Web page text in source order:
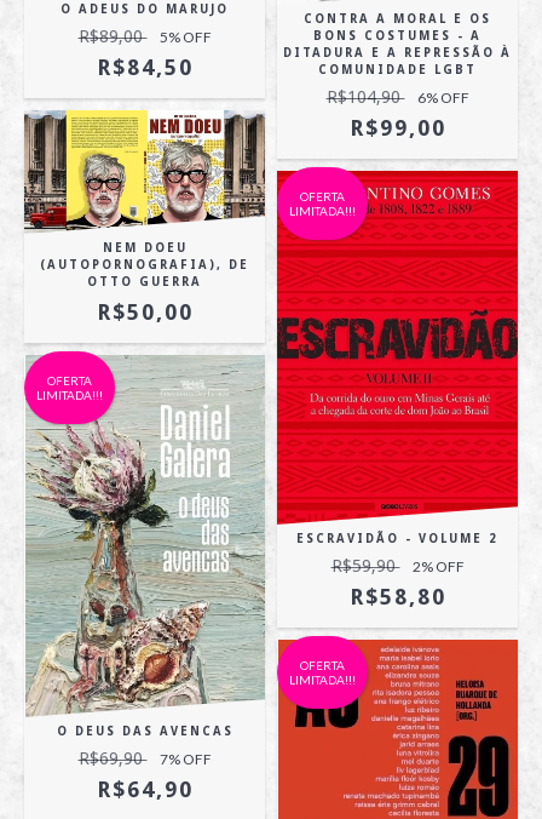
O ADEUS DO MARUJO
R$89,00 5% OFF
R$84,50
CONTRA A MORAL E OS
BONS COSTUMES - A
DITADURA E A REPRESSÃO À
COMUNIDADE LGBT
R$104,90 6% OFF
R$99,00
NEM DOEU
(AUTOPORNOGRAFIA), DE
OTTO GUERRA
R$50,00
OFERTA
LIMITADA!!!
ESCRAVIDÃO - VOLUME 2
R$59,90 2% OFF
R$58,80
OFERTA
LIMITADA!!!
O DEUS DAS AVENCAS
R$69,90 7% OFF
R$64,90
OFERTA
LIMITADA!!!